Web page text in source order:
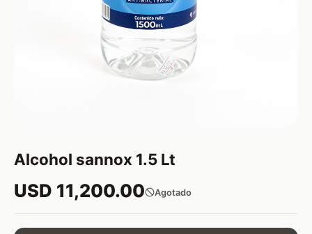
Alcohol sannox 1.5 Lt
USD 11,200.00 Agotado